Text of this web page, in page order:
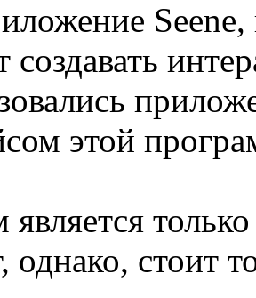
создавать
этой
однако, стоит